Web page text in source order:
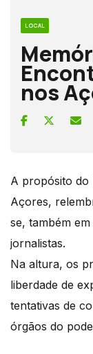
LOCAL
nos
A propósito do
Açores,
se, também
jornalistas.
Na altura, os
liberdade de
tentativas de
órgãos do